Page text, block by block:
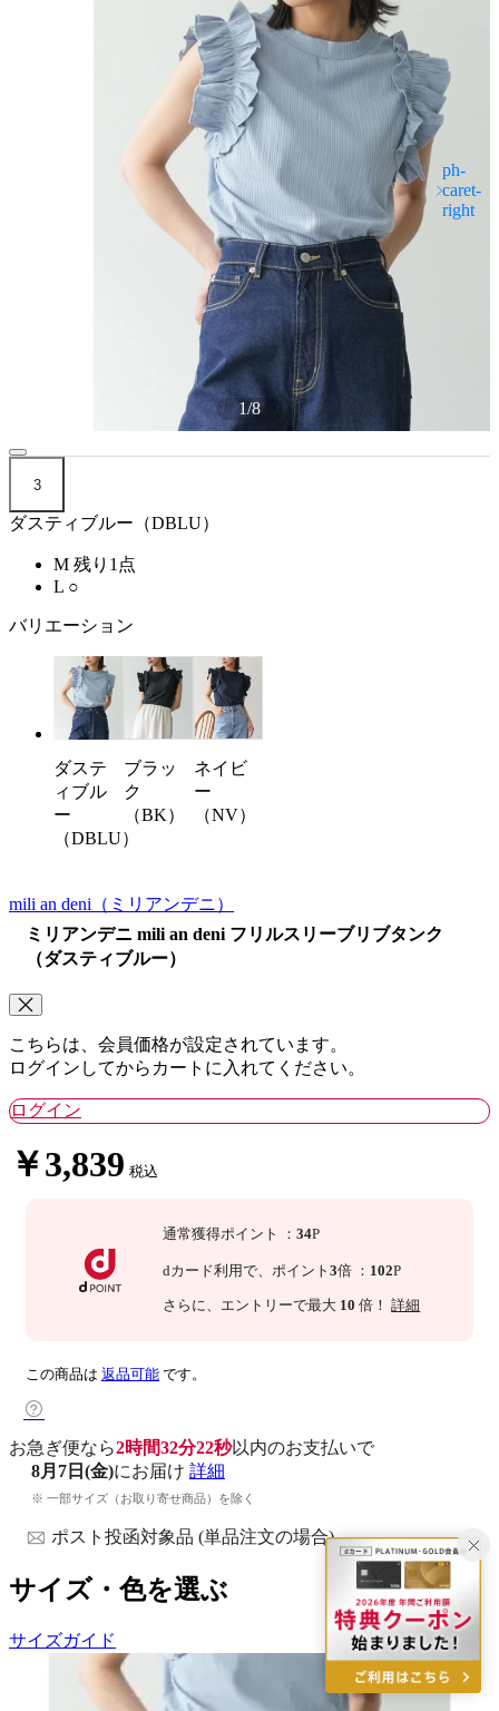
1/8
3
ダスティブルー（DBLU）
M 残り1点
L ○
バリエーション
ダステ
ィブル
ー
（DBLU）
ブラッ
ク
（BK）
ネイビ
ー
（NV）
mili an deni （ミリアンデニ）
ミリアンデニ mili an deni フリルスリーブリブタンク
（ダスティブルー）
こちらは、会員価格が設定されています。
ログインしてからカートに入れてください。
ログイン
￥3,839 税込
通常獲得ポイント ：34P
dカード利用で、ポイント3倍 ： 102P
さらに、エントリーで最大 10 倍！詳細
この商品は 返品可能 です。
お急ぎ便なら2時間32分21秒以内のお支払いで
8月7日(金)にお届け 詳細
※ 一部サイズ（お取り寄せ商品）を除く
ポスト投函対象品 (単品注文の場合)
サイズ・色を選ぶ
サイズガイド